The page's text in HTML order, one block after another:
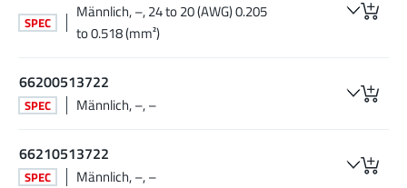
SPEC
Männlich, –, 24 to 20 (AWG) 0.205
to 0.518 (mm²)
66200513722
SPEC Männlich, –, –
66210513722
SPEC Männlich, –, –